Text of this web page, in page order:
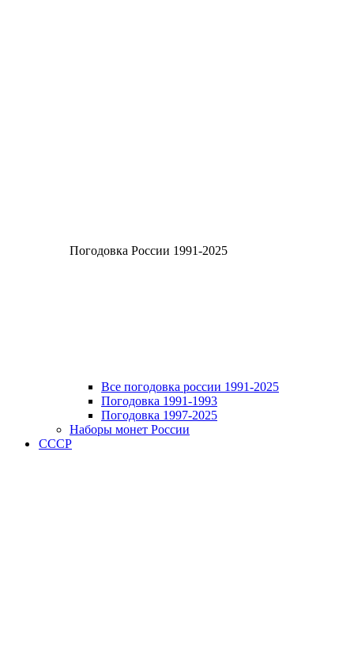
Погодовка России 1991-2025
Все погодовка россии 1991-2025
Погодовка 1991-1993
Погодовка 1997-2025
Наборы монет России
СССР